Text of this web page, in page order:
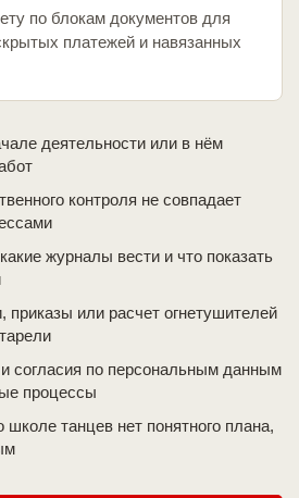
по блокам документов для
платежей и навязанных
деятельности или в нём
контроля не совпадает
журналы вести и что показать
приказы или расчет огнетушителей
согласия по персональным данным
процессы
школе танцев нет понятного плана,